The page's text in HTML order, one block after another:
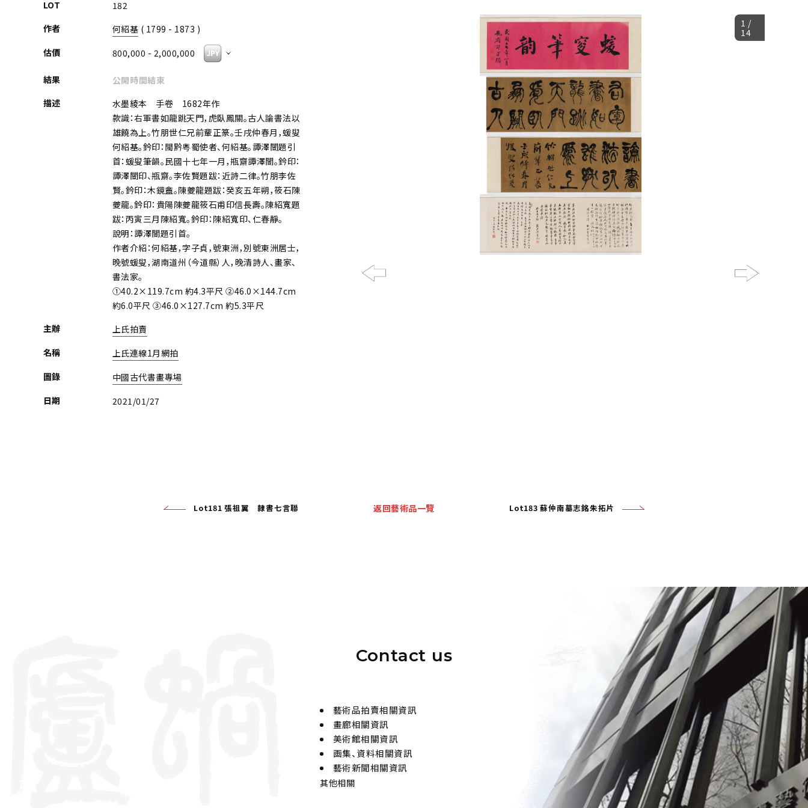
LOT
182
作者
何紹基 ( 1799 - 1873 )
估價
800,000 - 2,000,000
結果
公開時間結束
描述
水墨綾本 手卷 1682年作
款識：右軍書如龍跳天門，虎臥鳳關。古人論書法以
雄饒為上。竹朋世仁兄前輩正篆。壬戌仲春月，蝯叟
何紹基。鈐印：閩黔粵蜀使者、何紹基。譚澤闓題引
首：蝯叟筆韻。民國十七年一月，瓶齋譚澤闓。鈐印：
譚澤闓印、瓶齋。李佐賢題跋：近詩二律。竹朋李佐
賢。鈐印：木鏡盦。陳夔龍題跋：癸亥五年朔，筱石陳
夔龍。鈐印：貴陽陳夔龍筱石甫印信長壽。陳紹寬題
跋：丙寅三月陳紹寬。鈐印：陳紹寬印、仁春靜。
說明：譚澤闓題引首。
作者介紹：何紹基，字子貞，號東洲，別號東洲居士，
晚號蝯叟，湖南道州（今道縣）人，晚清詩人、畫家、
書法家。
①40.2×119.7cm 約4.3平尺 ②46.0×144.7cm
約6.0平尺 ③46.0×127.7cm 約5.3平尺
主辦
上氏拍賣
名稱
上氏連線1月網拍
圖錄
中國古代書畫專場
日期
2021/01/27
1 /
14
Lot181 張祖翼 隸書七言聯 Lot183 蘇仲南墓志銘朱拓片
返回藝術品一覽
Contact us
藝術品拍賣相關資訊
畫廊相關資訊
美術館相關資訊
画集、資料相關資訊
藝術新聞相關資訊
其他相關